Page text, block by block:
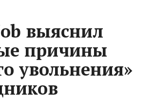
выяснил
причины
увольнения»